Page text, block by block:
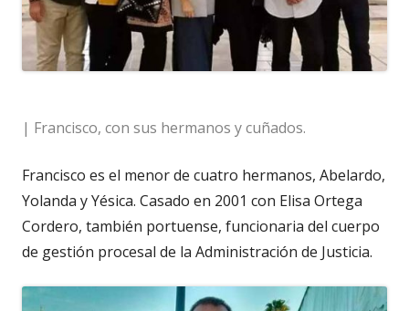
| Francisco, con sus hermanos y cuñados.
Francisco es el menor de cuatro hermanos, Abelardo,
Yolanda y Yésica. Casado en 2001 con Elisa Ortega
Cordero, también portuense, funcionaria del cuerpo
de gestión procesal de la Administración de Justicia.